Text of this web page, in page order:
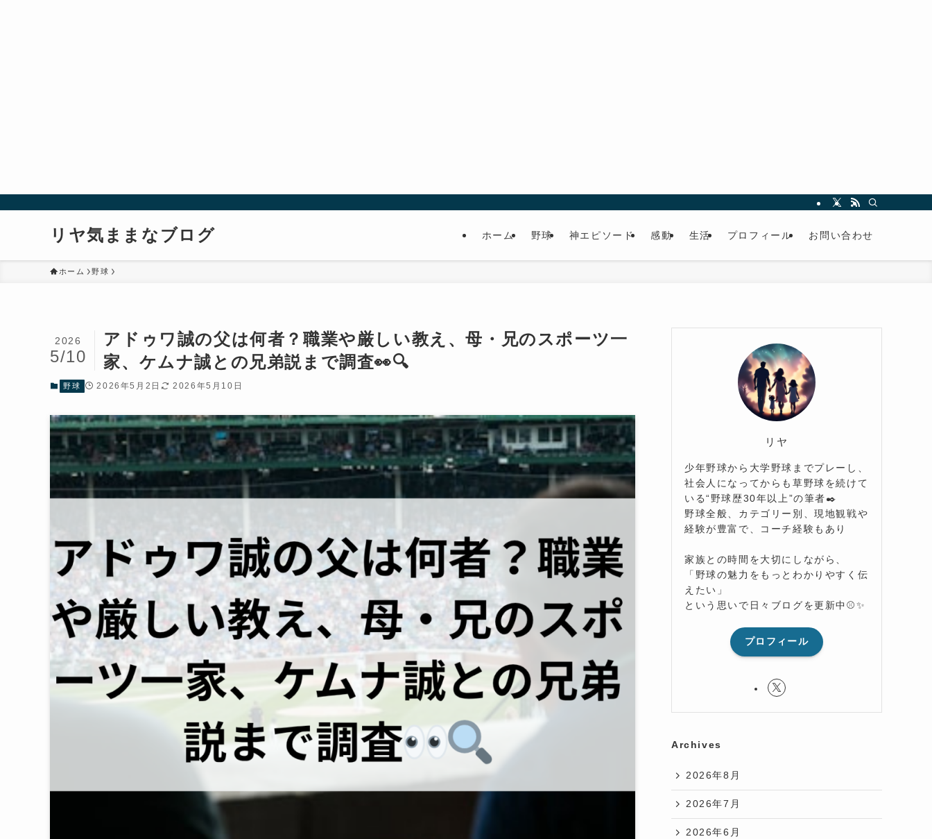
リヤ気ままなブログ ホーム 野球 神エピソード 感動 生活 プロフィール お問い合わせ
ホーム 野球
アドゥワ誠の父は何者？職業や厳しい教え、母・兄のスポーツ一
家、ケムナ誠との兄弟説まで調査👀🔍
2026
5/10
野球 2026年5月2日 2026年5月10日
リヤ
少年野球から大学野球までプレーし、
社会人になってからも草野球を続けて
いる“野球歴30年以上”の筆者✒️
野球全般、カテゴリー別、現地観戦や
経験が豊富で、コーチ経験もあり
家族との時間を大切にしながら、
「野球の魅力をもっとわかりやすく伝
えたい」
という思いで日々ブログを更新中⚾️✨
プロフィール
Archives
2026年8月
2026年7月
2026年6月